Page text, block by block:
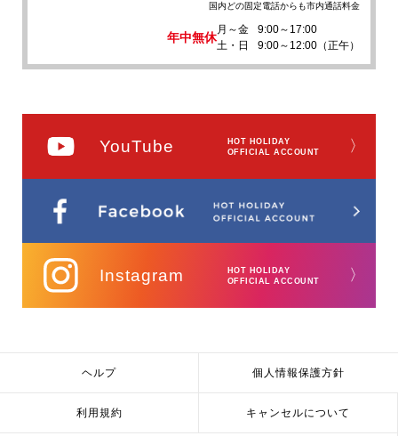
国内どの固定電話からも市内通話料金
年中無休
月～金
9:00～17:00
土・日
9:00～12:00（正午）
YouTube
HOT HOLIDAY
OFFICIAL ACCOUNT
〉
Instagram
HOT HOLIDAY
OFFICIAL ACCOUNT
〉
ヘルプ 個人情報保護方針
利用規約 キャンセルについて